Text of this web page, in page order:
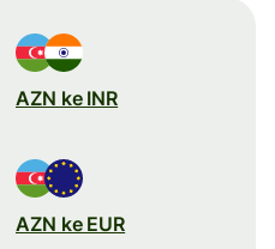
AZN ke INR
AZN ke EUR